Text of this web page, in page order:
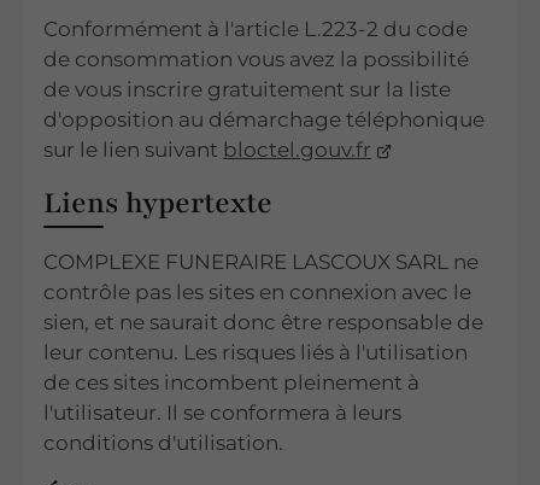
Conformément à l'article L.223-2 du code
de consommation vous avez la possibilité
de vous inscrire gratuitement sur la liste
d'opposition au démarchage téléphonique
sur le lien suivant bloctel.gouv.fr
Liens hypertexte
COMPLEXE FUNERAIRE LASCOUX SARL ne
contrôle pas les sites en connexion avec le
sien, et ne saurait donc être responsable de
leur contenu. Les risques liés à l'utilisation
de ces sites incombent pleinement à
l'utilisateur. Il se conformera à leurs
conditions d'utilisation.